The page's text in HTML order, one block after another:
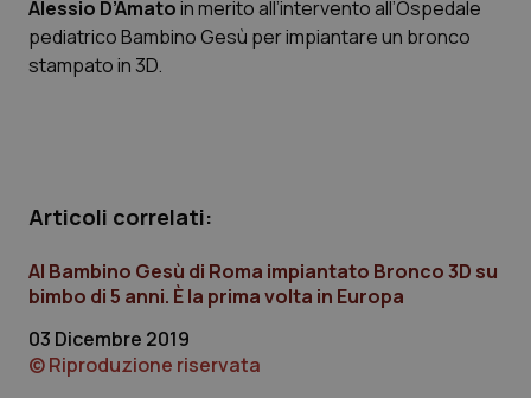
Basilicata
Friuli Venezia Giulia
Lazio
Artrite & artrosi
Dermatite Atopica
Diabete & glucometri
QS Club Newsletter
Alessio D’Amatoin merito all’intervento all’Ospedale
pediatrico Bambino Gesù per impiantare un bronco
stampato in 3D.
Articoli correlati:
Al Bambino Gesù di Roma impiantato Bronco 3D su
bimbo di 5 anni. È la prima volta in Europa
03 Dicembre 2019
© Riproduzione riservata